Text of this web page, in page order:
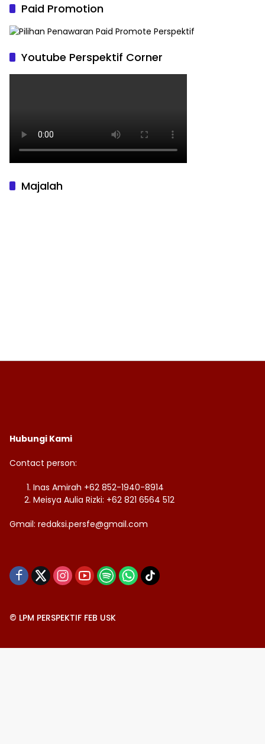
Paid Promotion
Youtube Perspektif Corner
Majalah
Hubungi Kami
Contact person:
Inas Amirah +62 852-1940-8914
Meisya Aulia Rizki: +62 821 6564 512
Gmail: redaksi.persfe@gmail.com
© LPM PERSPEKTIF FEB USK